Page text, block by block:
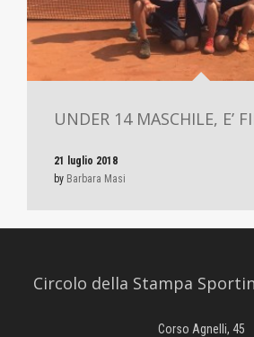
UNDER 14 MASCHILE, E’
21 luglio 2018
by Barbara Masi
Circolo della Stampa
Corso Agnelli, 45